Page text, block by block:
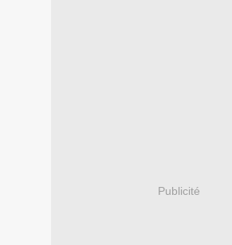
Publicité